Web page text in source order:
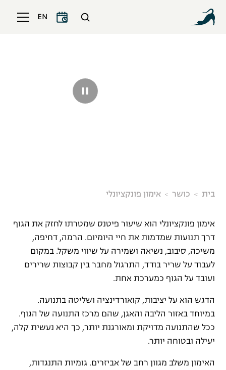
EN
בית כושר אימון פונקציונלי
אימון פונקציונלי הוא שיעור פיטנס שמטרתו לחזק את הגוף
דרך תנועות שמדמות את חיי היומיום. הרמה, דחיפה,
משיכה, סיבוב, נשיאה ושמירה על שיווי משקל. במקום
לעבוד על שריר בודד, התרגול מחבר בין קבוצות שרירים
ועובד על הגוף כמערכת אחת.
הדגש הוא על יציבות, קואורדינציה ושליטה בתנועה.
במיוחד באזור הליבה והאגן, שהם מרכז התנועה של הגוף.
ככל שהתנועה מדויקת ומאורגנת יותר, כך היא נעשית קלה,
יעילה ובטוחה יותר.
האימון משלב מגוון רחב של אביזרים. גומיות התנגדות,